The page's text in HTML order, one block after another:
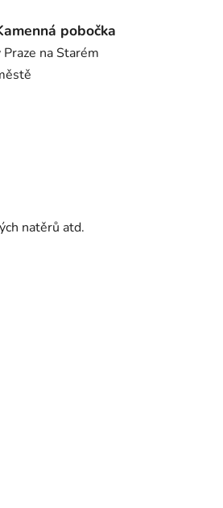
pobočka
Praze na Starém
natěrů atd.